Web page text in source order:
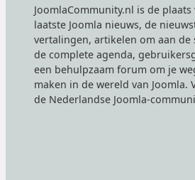
JoomlaCommunity.nl is de
laatste Joomla nieuws, de
vertalingen, artikelen om aan de
de complete agenda,
een behulpzaam forum om je
maken in de wereld van Joomla.
de Nederlandse Joomla-